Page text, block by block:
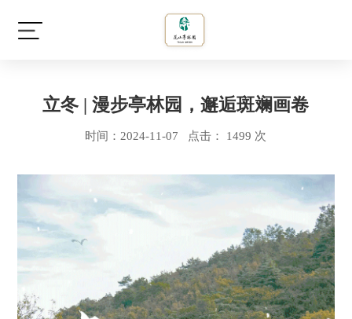
立冬 | 漫步亭林园，邂逅斑斓画卷
时间：2024-11-07 点击： 1499 次